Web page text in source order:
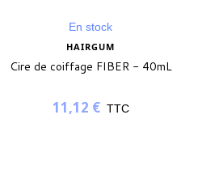
En stock
HAIRGUM
Cire de coiffage FIBER - 40mL
11,12 € TTC